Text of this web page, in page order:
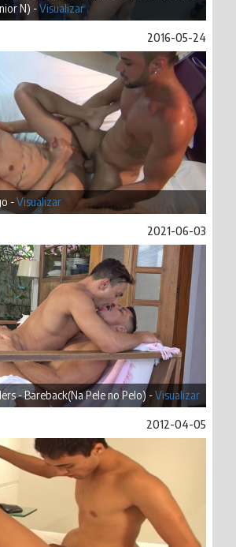
N) -Visualizar
2016-05-24
-Visualizar
2021-06-03
- Bareback(Na Pele no Pelo) -Visualizar
2012-04-05